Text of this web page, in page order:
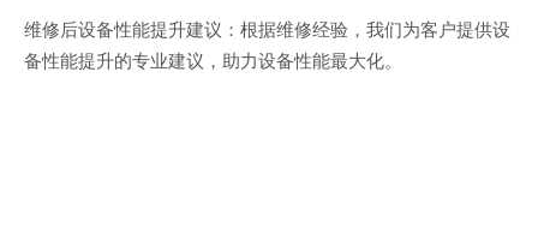
维修后设备性能提升建议：根据维修经验，我们为客户提供设
备性能提升的专业建议，助力设备性能最大化。